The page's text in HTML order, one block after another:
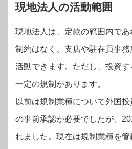
現地法人の活動範囲
現地法人は、定款の範囲内で
制約はなく、支店や駐在員事
活動できます。ただし、投資
一定の規制があります。
以前は規制業種について外国投
の事前承認が必要でしたが、
れました。現在は規制業種を